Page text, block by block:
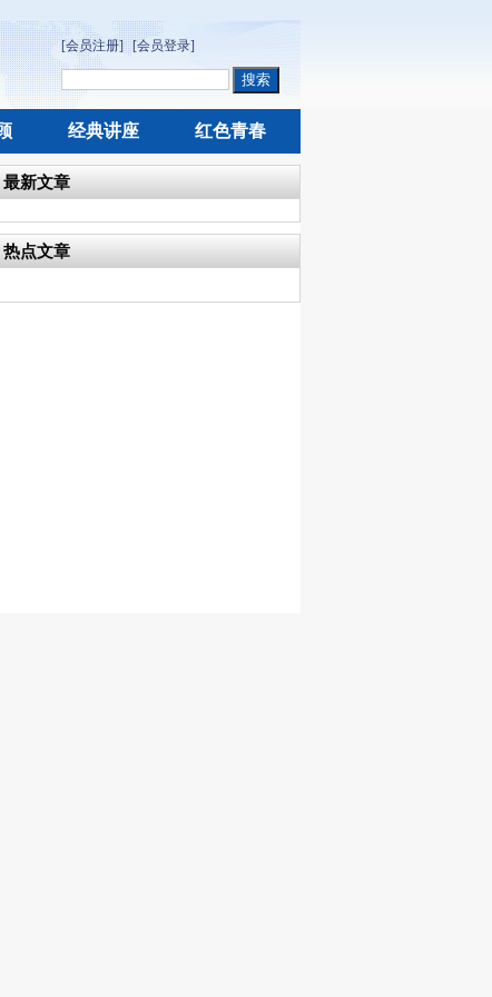
[会员注册] [会员登录]
经典讲座 红色青春
最新文章
热点文章